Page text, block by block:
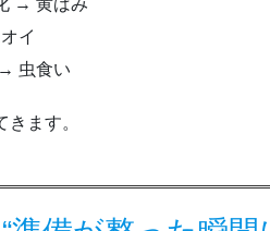
→ 黄ばみ
イ
虫食い
ます。